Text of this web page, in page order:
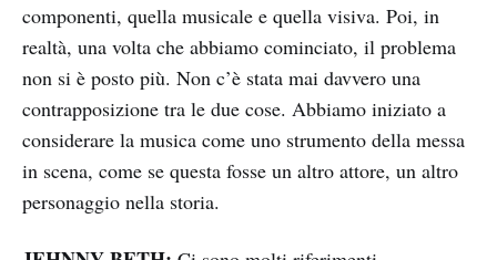
componenti, quella musicale e quella visiva. Poi, in
realtà, una volta che abbiamo cominciato, il problema
non si è posto più. Non c’è stata mai davvero una
contrapposizione tra le due cose. Abbiamo iniziato a
considerare la musica come uno strumento della messa
in scena, come se questa fosse un altro attore, un altro
personaggio nella storia.